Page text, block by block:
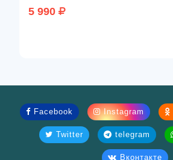
5 990
Facebook Instagram
Twitter telegram
Вконтакте